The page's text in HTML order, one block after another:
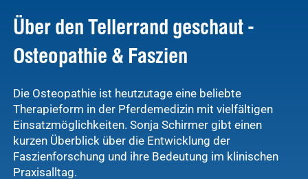
Über den Tellerrand geschaut -
Osteopathie & Faszien
Die Osteopathie ist heutzutage eine beliebte
Therapieform in der Pferdemedizin mit vielfältigen
Einsatzmöglichkeiten. Sonja Schirmer gibt einen
kurzen Überblick über die Entwicklung der
Faszienforschung und ihre Bedeutung im klinischen
Praxisalltag.